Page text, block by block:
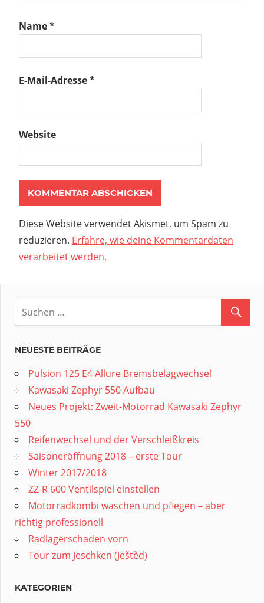
Name*
E-Mail-Adresse*
Website
Diese Website verwendet Akismet, um Spam zu
reduzieren. Erfahre, wie deine Kommentardaten
verarbeitet werden.
NEUESTE BEITRÄGE
Pulsion 125 E4 Allure Bremsbelagwechsel
Kawasaki Zephyr 550 Aufbau
Neues Projekt: Zweit-Motorrad Kawasaki Zephyr
550
Reifenwechsel und der Verschleißkreis
Saisoneröffnung 2018 – erste Tour
Winter 2017/2018
ZZ-R 600 Ventilspiel einstellen
Motorradkombi waschen und pflegen – aber
richtig professionell
Radlagerschaden vorn
Tour zum Jeschken (Ještěd)
KATEGORIEN